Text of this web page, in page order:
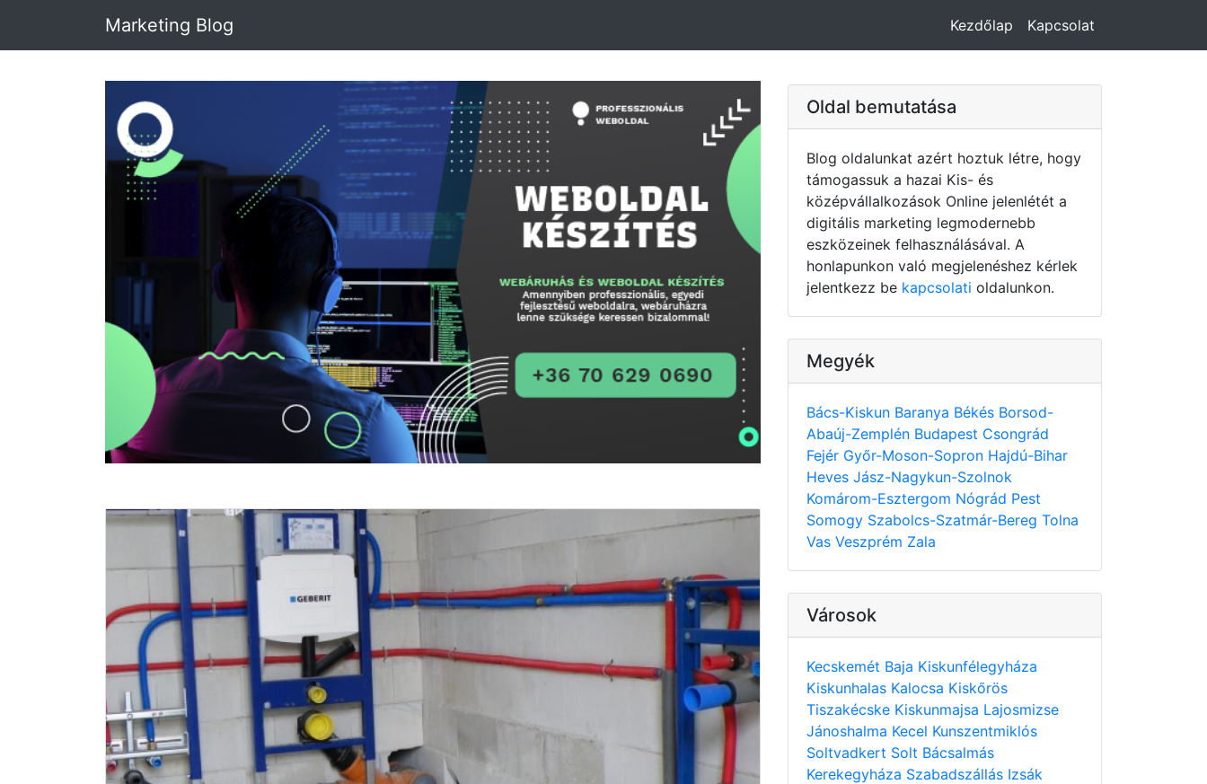
Marketing Blog Kezdőlap Kapcsolat
Oldal bemutatása
Blog oldalunkat azért hoztuk létre, hogy
támogassuk a hazai Kis- és
középvállalkozások Online jelenlétét a
digitális marketing legmodernebb
eszközeinek felhasználásával. A
honlapunkon való megjelenéshez kérlek
jelentkezz be kapcsolati oldalunkon.
Megyék
Bács-Kiskun Baranya Békés Borsod-
Abaúj-Zemplén Budapest Csongrád
Fejér Győr-Moson-Sopron Hajdú-Bihar
Heves Jász-Nagykun-Szolnok
Komárom-Esztergom Nógrád Pest
Somogy Szabolcs-Szatmár-Bereg Tolna
Vas Veszprém Zala
Városok
Kecskemét Baja Kiskunfélegyháza
Kiskunhalas Kalocsa Kiskőrös
Tiszakécske Kiskunmajsa Lajosmizse
Jánoshalma Kecel Kunszentmiklós
Soltvadkert Solt Bácsalmás
Kerekegyháza Szabadszállás Izsák